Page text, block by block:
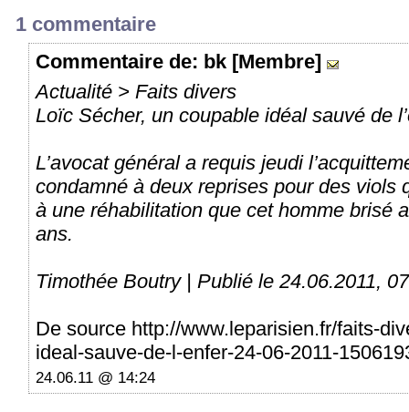
1 commentaire
Commentaire de: bk [Membre]
Actualité > Faits divers
Loïc Sécher, un coupable idéal sauvé de
L’avocat général a requis jeudi
condamné à deux reprises pour des viols
à une réhabilitation que cet homme brisé
ans.
Timothée Boutry | Publié le 24.06.2011,
De source http://www.leparisien.fr/faits-
ideal-sauve-de-l-enfer-24-06-2011-
24.06.11 @ 14:24